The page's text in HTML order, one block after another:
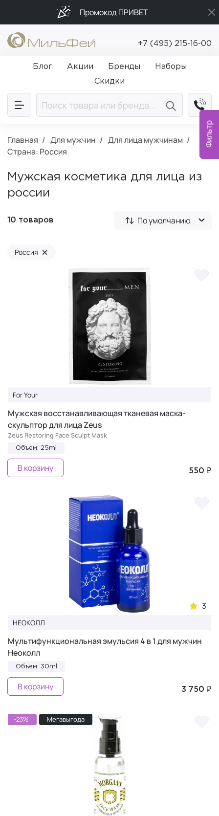
Фильтр
Промокод ПРИВЕТ
Бесплатная доставка от 5 000₽
Подарки в каждый заказ от 5 000₽
+7 (495) 215-16-00
Блог Акции Бренды
Наборы
Скидки
Главная Для мужчин
Для лица мужчинам
Страна: Россия
Мужская косметика для лица из
россии
10 товаров По умолчанию
Россия ×
For Your
Мужская восстанавливающая тканевая маска-
скульптор для лица Zeus
Zeus Restoring Face Sculpt Mask
Объем: 25ml
550 ₽
В корзину
3
НЕОКОЛЛ
Мультифункциональная эмульсия 4 в 1 для мужчин
Неоколл
Объем: 30ml
3 750 ₽
В корзину
-23% Мегавыгода